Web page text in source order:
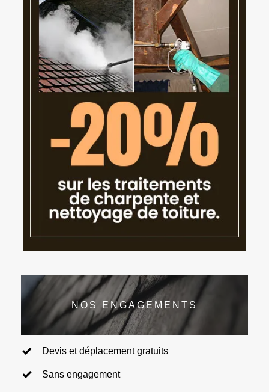
NOS ENGAGEMENTS
Devis et déplacement gratuits
Sans engagement